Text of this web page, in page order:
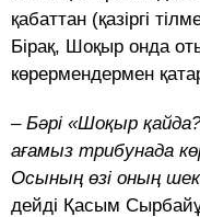
қабаттан (қазіргі
Бірақ, Шоқыр онда
көрермендермен
– Бәрі «Шоқыр
ағамыз трибунада
Осының өзі оның
дейді Қасым